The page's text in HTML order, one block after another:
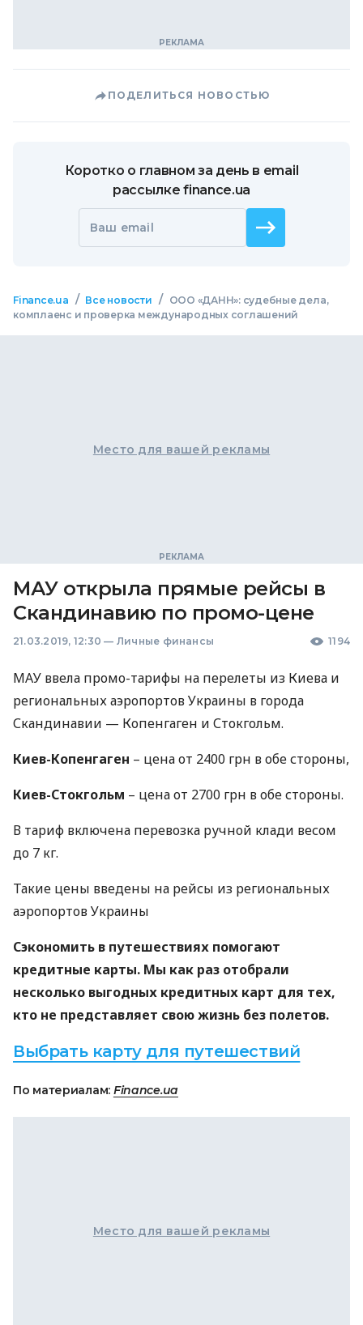
ПОДЕЛИТЬСЯ НОВОСТЬЮ
Коротко о главном за день в email
рассылке finance.ua
Ваш email
Finance.ua / Все новости /
ООО «ДАНН»: судебные дела,
комплаенс и проверка международных соглашений
Место для вашей рекламы
МАУ открыла прямые рейсы в
Скандинавию по промо-цене
21.03.2019, 12:30 — Личные финансы 1194
МАУ ввела промо-тарифы на перелеты из Киева и
региональных аэропортов Украины в города
Скандинавии — Копенгаген и Стокгольм.
Киев-Копенгаген – цена от 2400 грн в обе стороны,
Киев-Стокгольм – цена от 2700 грн в обе стороны.
В тариф включена перевозка ручной клади весом
до 7 кг.
Такие цены введены на рейсы из региональных
аэропортов Украины
Сэкономить в путешествиях помогают
кредитные карты. Мы как раз отобрали
несколько выгодных кредитных карт для тех,
кто не представляет свою жизнь без полетов.
Выбрать карту для путешествий
По материалам: Finance.ua
Место для вашей рекламы